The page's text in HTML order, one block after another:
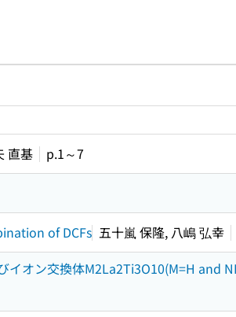
直基 p.1～7
of DCFs 五十嵐 保隆, 八嶋 弘幸
イオン交換体M2La2Ti3O10(M=H and